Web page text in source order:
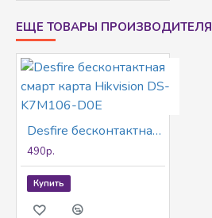
ЕЩЕ ТОВАРЫ ПРОИЗВОДИТЕЛЯ
Desfire бесконтактная смарт карта Hikvision DS-K7M106-D0E
490р.
Купить